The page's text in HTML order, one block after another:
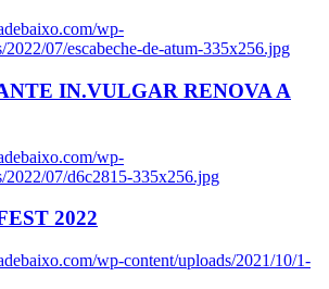
wp-
2022/07/escabeche-de-atum-335x256.jpg
IN.VULGAR RENOVA A
wp-
2022/07/d6c2815-335x256.jpg
2022
wp-content/uploads/2021/10/1-